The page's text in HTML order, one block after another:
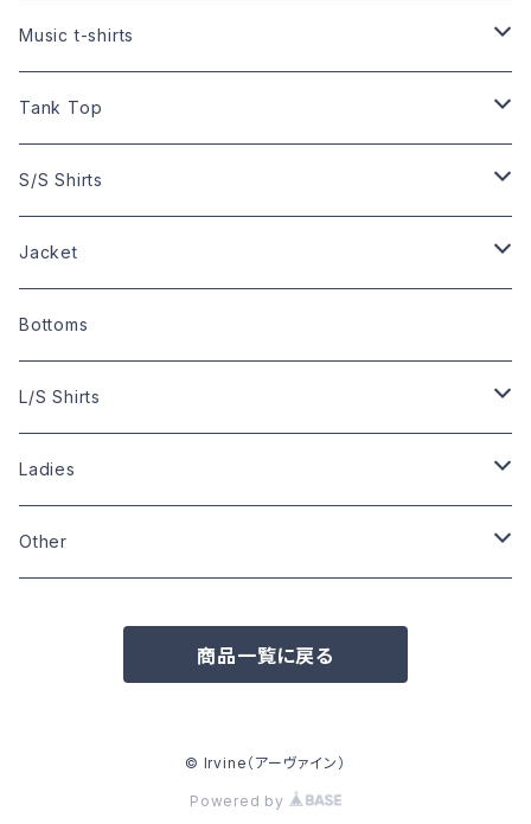
Size:XS
Size:S
Size:M
Size:L
Size:XL
Music t-shirts
S/S t-shirts
Size:XS
Size:S
L/S t-shirts
Size:XS
Size:S
Tank Top
Size:M
Size:XS
Size:L
Size:S
S/S Shirts
Hawaiian Shirts
Size:M
Size:L
Other Shirts
Size:M
Size:S
Bowling Shirts
Size:S
Size:M
Jacket
Size:S
Size:M
Size:L
Bottoms
L/S Shirts
Size:L
Size:M
Ladies
Other
Other
商品一覧に戻る
© Irvine（アーヴァイン）
Powered by